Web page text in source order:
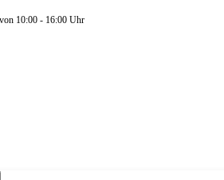
10:00 - 16:00 Uhr